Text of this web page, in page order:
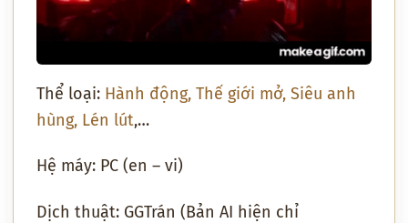
Thể loại: Hành động, Thế giới mở, Siêu anh
hùng, Lén lút,…
Hệ máy: PC (en – vi)
Dịch thuật: GGTrán (Bản AI hiện chỉ